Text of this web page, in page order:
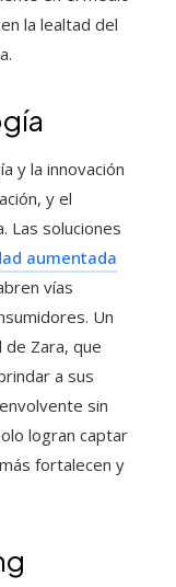
la lealtad del
y la innovación
y el
Las soluciones
aumentada
vías
Un
de Zara, que
a sus
sin
logran captar
fortalecen y